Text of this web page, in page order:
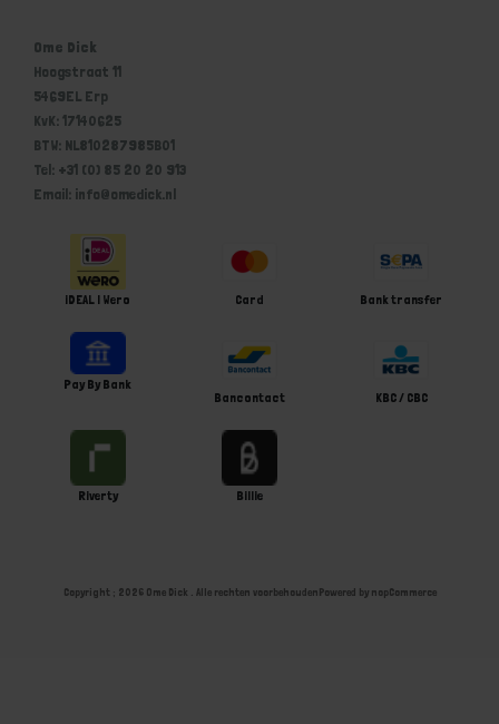
Ome Dick
Hoogstraat 11
5469EL Erp
KvK: 17140625
BTW: NL810287985B01
Tel: +31 (0) 85 20 20 913
Email: info@omedick.nl
iDEAL | Wero Card Bank transfer
Pay By Bank
Bancontact
KBC / CBC
Riverty Billie
Copyright ; 2026 Ome Dick . Alle rechten voorbehoudenPowered by nopCommerce